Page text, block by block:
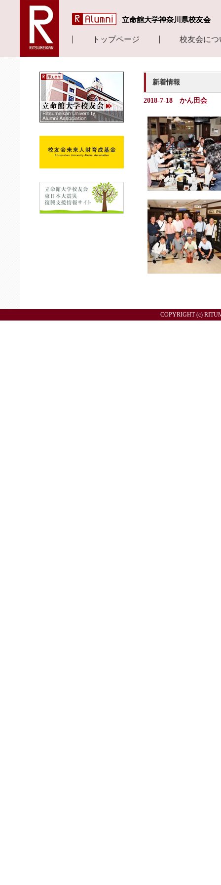
立命館大学神奈川県校友会
トップページ 校友会につ
新着情報
2018-7-18 かん田会
COPYRIGHT (c)